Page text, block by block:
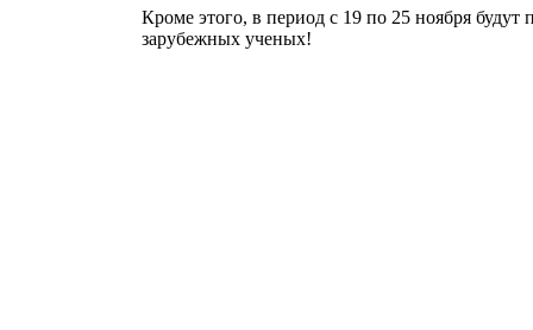
Кроме этого, в период с 19 по 25 ноября
зарубежных ученых!